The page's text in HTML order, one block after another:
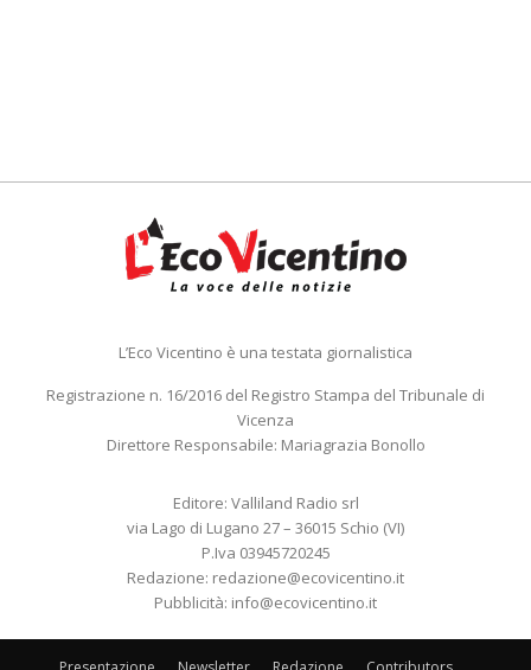
L’Eco Vicentino è una testata giornalistica
Registrazione n. 16/2016 del Registro Stampa del Tribunale di
Vicenza
Direttore Responsabile: Mariagrazia Bonollo
Editore: Valliland Radio srl
via Lago di Lugano 27 – 36015 Schio (VI)
P.Iva 03945720245
Redazione: redazione@ecovicentino.it
Pubblicità: info@ecovicentino.it